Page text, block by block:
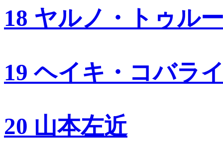
18 ヤルノ・トゥル
19 ヘイキ・コバラ
20 山本左近